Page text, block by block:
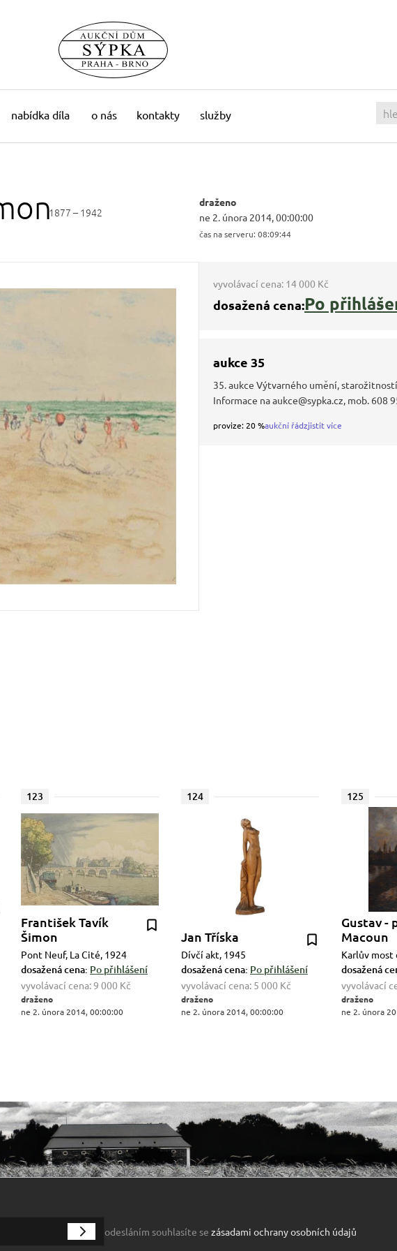
nabídka díla o nás kontakty služby
1877 – 1942
draženo
ne 2. února 2014, 00:00:00
čas na serveru: 08:09:44
vyvolávací cena: 14 000 Kč
dosažená cena:Po
aukce 35
35. aukce Výtvarného umění,
Informace na aukce@sypka.cz, mob. 608
provize: 20 %aukční řádzjistit více
123
František Tavík
Šimon
Pont Neuf, La Cité, 1924
dosažená cena: Po přihlášení
vyvolávací cena:9 000 Kč
draženo
ne 2. února 2014, 00:00:00
124
Jan Tříska
Dívčí akt, 1945
dosažená cena: Po přihlášení
vyvolávací cena: 5 000 Kč
draženo
ne 2. února 2014, 00:00:00
125
Gustav -
Macoun
Karlův most
dosažená
vyvolávací
draženo
ne 2. února
odesláním souhlasíte se zásadami ochrany osobních údajů